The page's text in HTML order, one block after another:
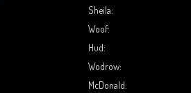
Sheila:
Woof:
Hud:
Wodrow:
McDonald: